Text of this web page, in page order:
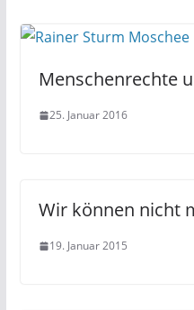
Menschenrechte
25. Januar 2016
Wir können nicht
19. Januar 2015